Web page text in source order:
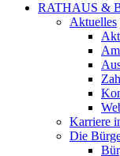
RATHAUS &
Aktuelles
Karriere
Die